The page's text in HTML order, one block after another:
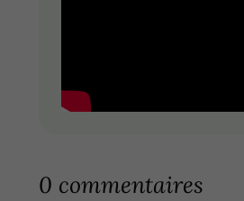
0 commentaires